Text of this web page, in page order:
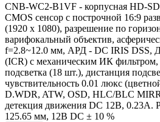
CNB-WC2-B1VF - корпусная HD-
CMOS сенсор с построчной 16:9
(1920 x 1080), разрешение по
варифокальный объектив,
f=2.8~12.0 мм, АРД - DC IRIS
(ICR) с механическим ИК
подсветка (18 шт.), дистанция
чувствительность 0.01 люкс
D.WDR, ATW, OSD, HLC/BLC
детекция движения DC 12B, 0.23A.
125.65 мм, 12В DC ± 10 %